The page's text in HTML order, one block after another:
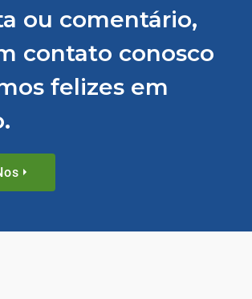
ou comentário,
contato conosco
felizes em